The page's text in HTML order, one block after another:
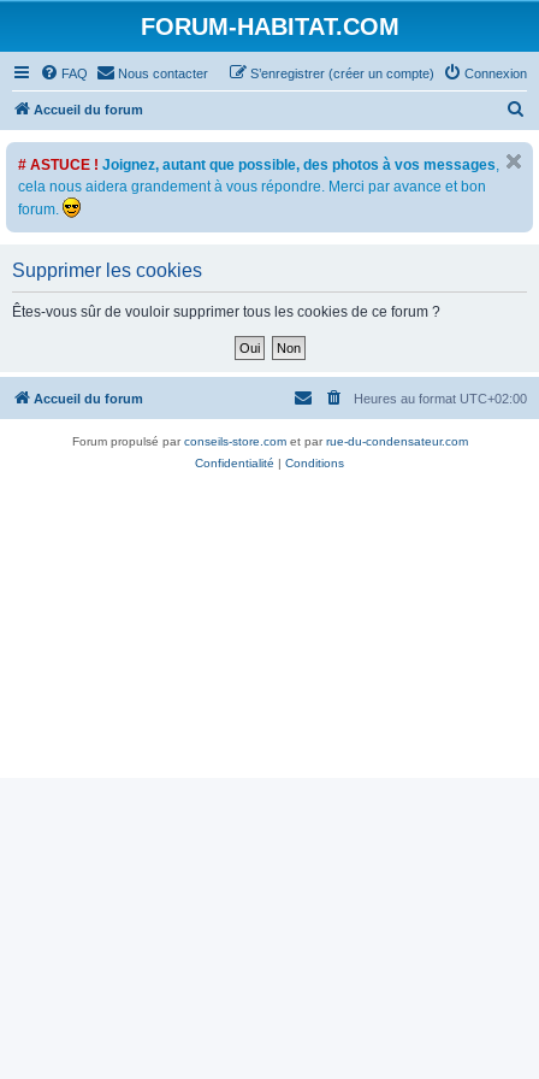
FORUM-HABITAT.COM
FAQ Nous contacter Connexion
S’enregistrer (créer un compte)
Accueil du forum
e
# ASTUCE ! Joignez, autant que possible, des photos à vos messages,
cela nous aidera grandement à vous répondre. Merci par avance et bon
forum.
Supprimer les cookies
Êtes-vous sûr de vouloir supprimer tous les cookies de ce forum ?
Accueil du forum Heures au format UTC+02:00
Forum propulsé parconseils-store.comet parrue-du-condensateur.com
Confidentialité | Conditions